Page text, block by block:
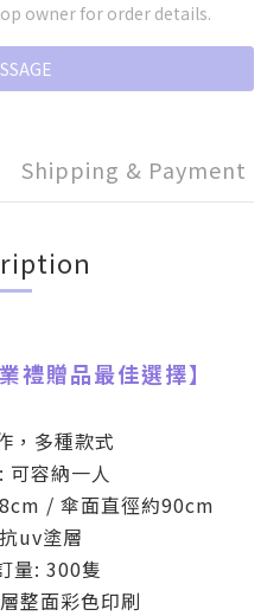
owner for order details.
Shipping & Payment
禮贈品最佳選擇】
，多種款式
可容納一人
cm / 傘面直徑約90cm
uv塗層
量: 300隻
整面彩色印刷